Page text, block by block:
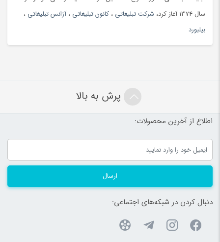
سال 1374 آغاز کرد،
شرکت تبلیغاتی ، کانون تبلیغاتی ،آژانس تبلیغاتی ،
بیلبورد
پرش به بالا
اطلاع از آخرین محصولات:
ارسال
دنبال کردن در شبکه‌های اجتماعی: